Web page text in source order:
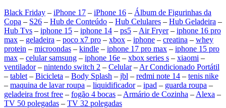
Black Friday – iPhone 17 – iPhone 16 – Álbum de Figurinhas da
Copa – S26 – Hub de Conteúdo – Hub Celulares – Hub Geladeira –
Hub Tvs – iphone 15 – iphone 14 – ps5 – Air Fryer– iphone 16 pro
max – geladeira – poco x7 pro – xbox – iphone – creatina – whey
protein – microondas – kindle – iphone 17 pro max – iphone 15 pro
max – celular samsung – iphone 16e – xbox series s – xiaomi –
ventilador– nintendo switch 2 – Celular– Ar Condicionado Portátil
– tablet – Bicicleta – Body Splash – jbl – redmi note 14 – tenis nike
– maquina de lavar roupa – liquidificador– ipad – guarda roupa –
geladeira frost free – fogão 4 bocas – Armário de Cozinha – Alexa –
TV 50 polegadas – TV 32 polegadas